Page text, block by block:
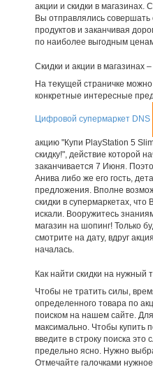
акции и скидки в магазинах.
Вы отправлялись совершать
продуктов и заканчивая
по наиболее выгодным
Скидки и акции в магазинах
На текущей страничке
конкретные интересные
Цифровой супермаркет DNS
акцию "Купи PlayStation 5
скидку!", действие которой
заканчивается 7 Июня.
Анива либо же его гость,
предложения. Вполне
скидки в супермаркетах,
искали. Вооружитесь
магазин на шопинг! Только
смотрите на дату, вдруг
началась.
Как найти скидки на нужный
Чтобы не тратить силы,
определенного товара по
поиском на нашем сайте.
максимально. Чтобы купить
введите в строку поиска это
предельно ясно. Нужно
Отмечайте галочками